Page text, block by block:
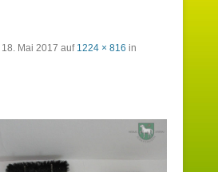
18. Mai 2017 auf 1224 × 816 in